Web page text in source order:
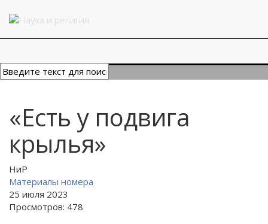
«Есть у подвига
крылья»
НиР
Материалы номера
25 июля 2023
Просмотров: 478